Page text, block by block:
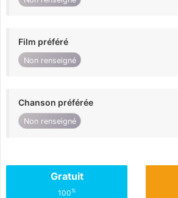
Film préféré
Non renseigné
Chanson préférée
Non renseigné
Gratuit
100%